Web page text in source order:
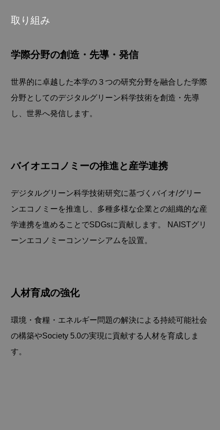
取り組み
学際分野の創造・先導・発信
世界的に卓越した本学の３つの研究分野を融合した学際
分野としてのデジタルグリーン科学技術を創造・先導
し、世界へ発信します。
バイオエコノミーの推進と産学連携
デジタルグリーン科学技術研究に基づくバイオ/グリー
ンエコノミーを推進し、多種多様な企業との組織的な産
学連携を進めることでSDGsに貢献します。 NAISTグリ
ーンエコノミーコンソーシアムを設置。
人材育成の強化
環境・食糧・エネルギー問題の解決による持続可能社会
の構築やSociety 5.0の実現に貢献する人材を育成しま
す。